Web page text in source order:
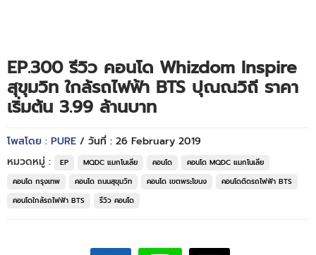
EP.300 รีวิว คอนโด Whizdom Inspire
สุขุมวิท ใกล้รถไฟฟ้า BTS ปุณณวิถี ราคา
เริ่มต้น 3.99 ล้านบาท
โพสโดย : PURE / วันที่ : 26 February 2019
หมวดหมู่ :
EP MQDC แมกโนเลีย คอนโด
คอนโด MQDC แมกโนเลีย
คอนโด กรุงเทพ
คอนโด ถนนสุขุมวิท คอนโด เขตพระโขนง
คอนโดติดรถไฟฟ้า BTS
คอนโดใกล้รถไฟฟ้า BTS
รีวิว คอนโด